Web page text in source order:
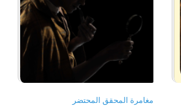
مغامرة المحقق المحتضر